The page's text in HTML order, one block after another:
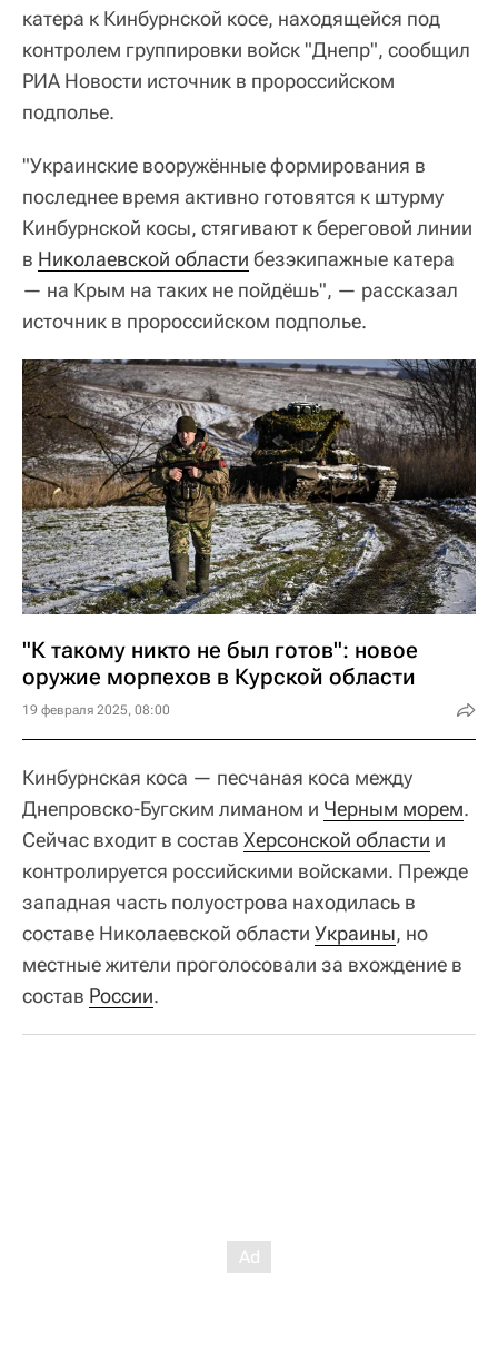
катера к Кинбурнской косе, находящейся под
контролем группировки войск "Днепр", сообщил
РИА Новости источник в пророссийском
подполье.
"Украинские вооружённые формирования в
последнее время активно готовятся к штурму
Кинбурнской косы, стягивают к береговой линии
в Николаевской области безэкипажные катера
— на Крым на таких не пойдёшь", — рассказал
источник в пророссийском подполье.
"К такому никто не был готов": новое
оружие морпехов в Курской области
19 февраля 2025, 08:00
Кинбурнская коса — песчаная коса между
Днепровско-Бугским лиманом и Черным морем.
Сейчас входит в состав Херсонской области и
контролируется российскими войсками. Прежде
западная часть полуострова находилась в
составе Николаевской области Украины, но
местные жители проголосовали за вхождение в
состав России.